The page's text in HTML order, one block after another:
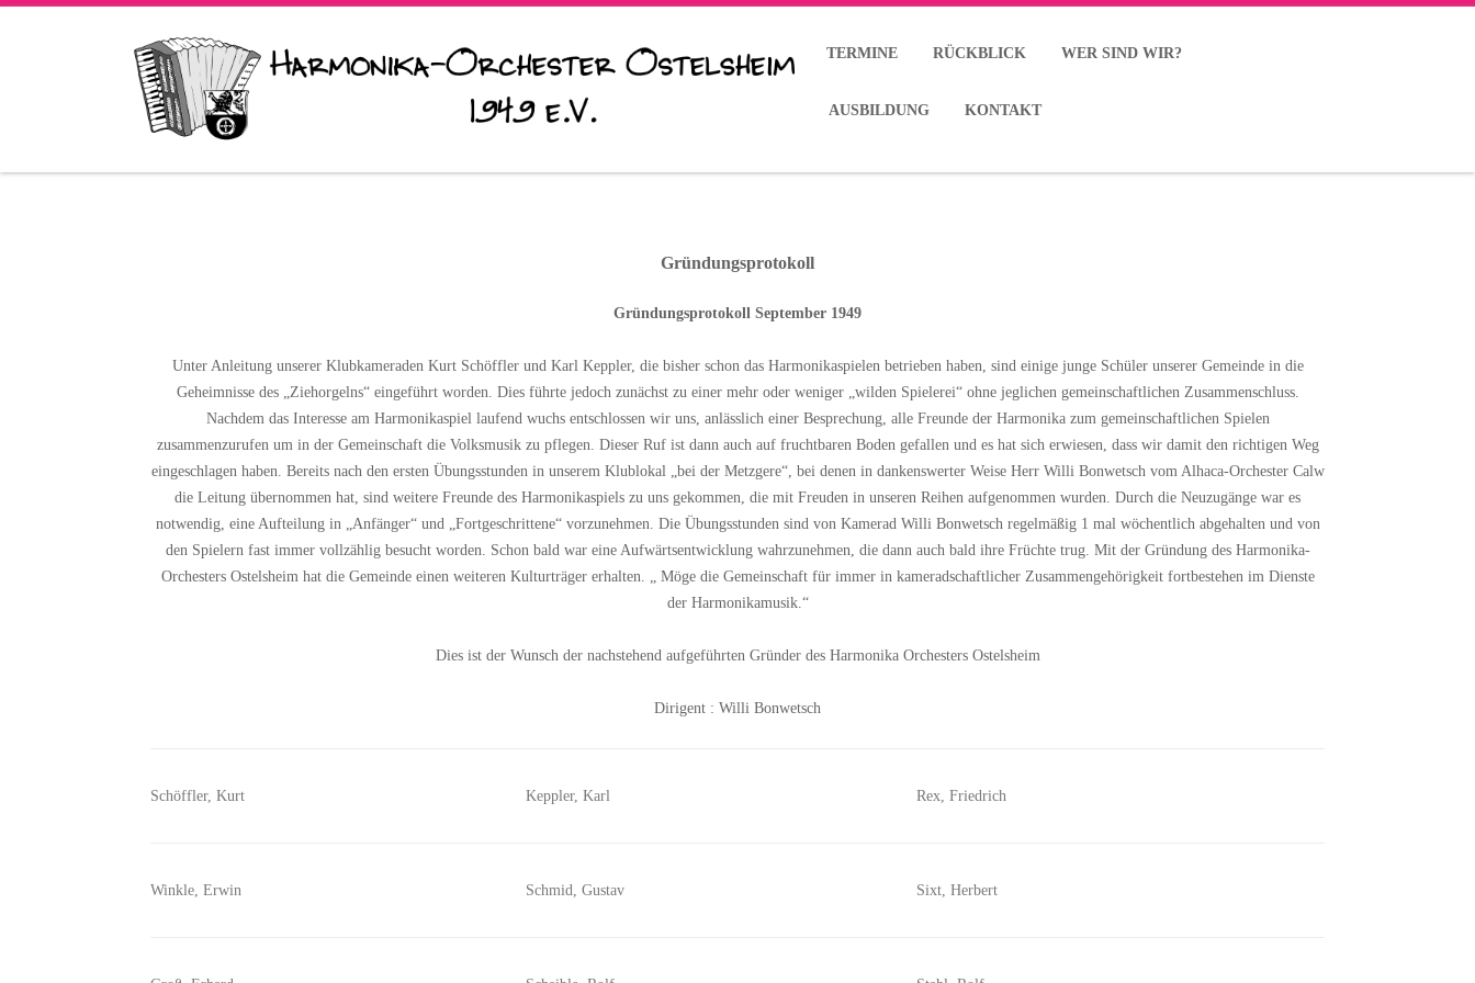
TERMINE RÜCKBLICK WER SIND WIR?
AUSBILDUNG KONTAKT
Gründungsprotokoll
Gründungsprotokoll September 1949
Unter Anleitung unserer Klubkameraden Kurt Schöffler und Karl Keppler, die bisher schon das Harmonikaspielen betrieben haben, sind einige junge Schüler unserer Gemeinde in die
Geheimnisse des „Ziehorgelns“ eingeführt worden. Dies führte jedoch zunächst zu einer mehr oder weniger „wilden Spielerei“ ohne jeglichen gemeinschaftlichen Zusammenschluss.
Nachdem das Interesse am Harmonikaspiel laufend wuchs entschlossen wir uns, anlässlich einer Besprechung, alle Freunde der Harmonika zum gemeinschaftlichen Spielen
zusammenzurufen um in der Gemeinschaft die Volksmusik zu pflegen. Dieser Ruf ist dann auch auf fruchtbaren Boden gefallen und es hat sich erwiesen, dass wir damit den richtigen Weg
eingeschlagen haben. Bereits nach den ersten Übungsstunden in unserem Klublokal „bei der Metzgere“, bei denen in dankenswerter Weise Herr Willi Bonwetsch vom Alhaca-Orchester Calw
die Leitung übernommen hat, sind weitere Freunde des Harmonikaspiels zu uns gekommen, die mit Freuden in unseren Reihen aufgenommen wurden. Durch die Neuzugänge war es
notwendig, eine Aufteilung in „Anfänger“ und „Fortgeschrittene“ vorzunehmen. Die Übungsstunden sind von Kamerad Willi Bonwetsch regelmäßig 1 mal wöchentlich abgehalten und von
den Spielern fast immer vollzählig besucht worden. Schon bald war eine Aufwärtsentwicklung wahrzunehmen, die dann auch bald ihre Früchte trug. Mit der Gründung des Harmonika-
Orchesters Ostelsheim hat die Gemeinde einen weiteren Kulturträger erhalten. „ Möge die Gemeinschaft für immer in kameradschaftlicher Zusammengehörigkeit fortbestehen im Dienste
der Harmonikamusik.“
Dies ist der Wunsch der nachstehend aufgeführten Gründer des Harmonika Orchesters Ostelsheim
Dirigent : Willi Bonwetsch
Schöffler, Kurt Keppler, Karl Rex, Friedrich
Winkle, Erwin Schmid, Gustav Sixt, Herbert